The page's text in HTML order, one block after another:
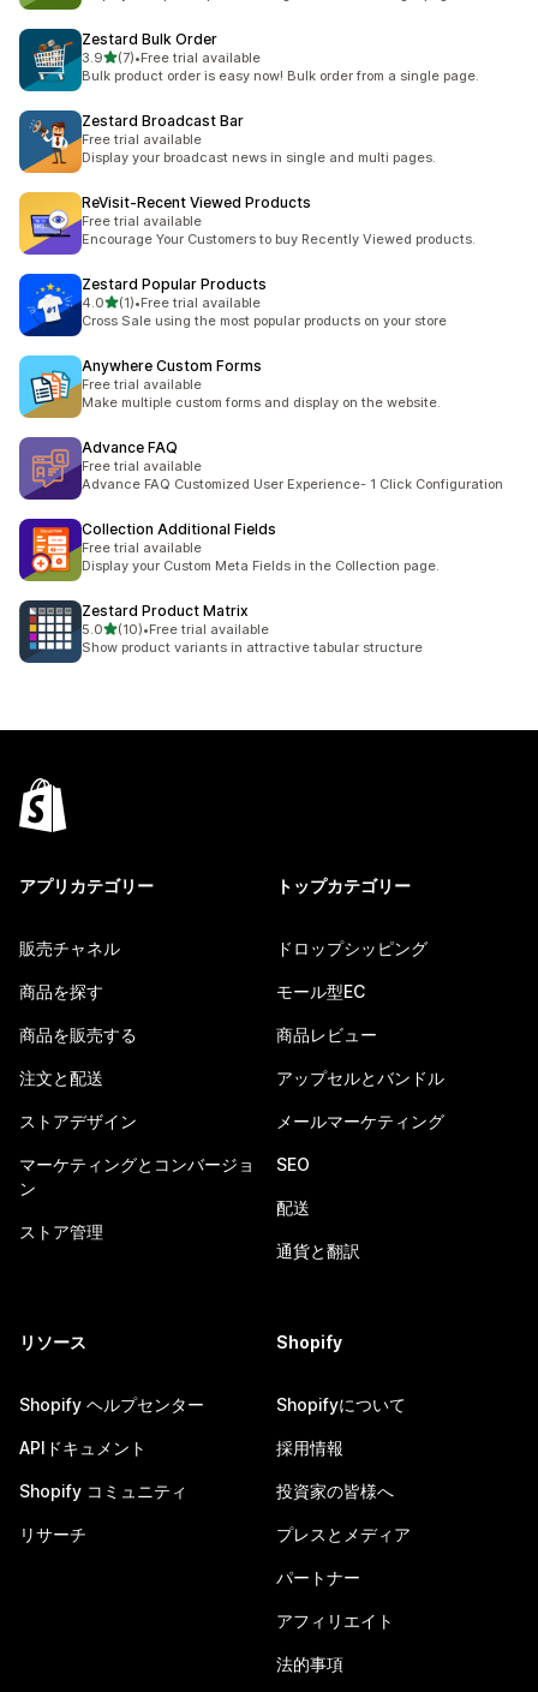
Zestard Bulk Order
3.95つ星中
(7)
合計レビュー数：7件
•Free trial available
Bulk product order is easy now! Bulk order from a single page.
Zestard Broadcast Bar
Free trial available
Display your broadcast news in single and multi pages.
ReVisit‑Recent Viewed Products
Free trial available
Encourage Your Customers to buy Recently Viewed products.
Zestard Popular Products
4.05つ星中
(1)
合計レビュー数：1件
•Free trial available
Cross Sale using the most popular products on your store
Anywhere Custom Forms
Free trial available
Make multiple custom forms and display on the website.
Advance FAQ
Free trial available
Advance FAQ Customized User Experience- 1 Click Configuration
Collection Additional Fields
Free trial available
Display your Custom Meta Fields in the Collection page.
Zestard Product Matrix
5.05つ星中
(10)
合計レビュー数：10件
•Free trial available
Show product variants in attractive tabular structure
アプリカテゴリー
販売チャネル
商品を探す
商品を販売する
注文と配送
ストアデザイン
マーケティングとコンバージョ
ン
ストア管理
トップカテゴリー
ドロップシッピング
モール型EC
商品レビュー
アップセルとバンドル
メールマーケティング
SEO
配送
通貨と翻訳
リソース
Shopify ヘルプセンター
APIドキュメント
Shopify コミュニティ
リサーチ
Shopify
Shopifyについて
採用情報
投資家の皆様へ
プレスとメディア
パートナー
アフィリエイト
法的事項